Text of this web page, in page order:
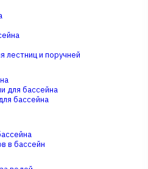
лестниц и поручней
для бассейна
бассейна
в бассейн